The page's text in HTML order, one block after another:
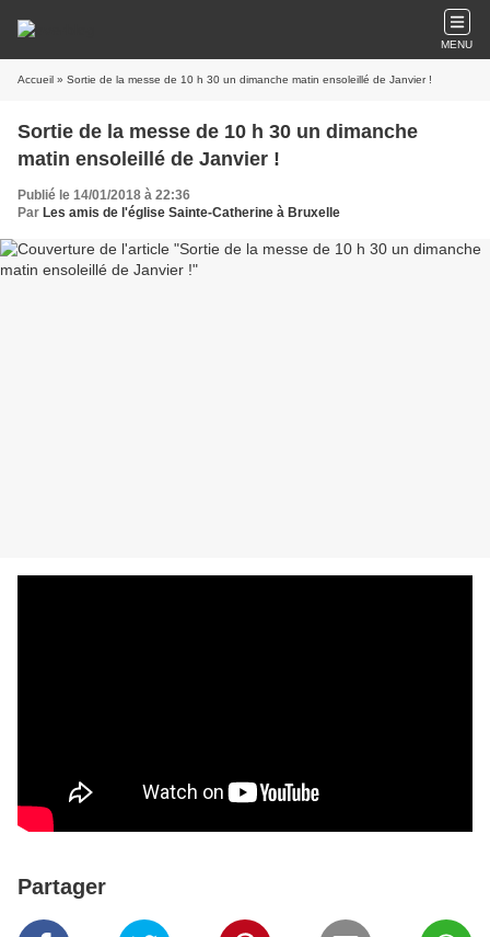
MENU
Accueil » Sortie de la messe de 10 h 30 un dimanche matin ensoleillé de Janvier !
Sortie de la messe de 10 h 30 un dimanche
matin ensoleillé de Janvier !
Publié le 14/01/2018 à 22:36
Par Les amis de l'église Sainte-Catherine à Bruxelle
Partager